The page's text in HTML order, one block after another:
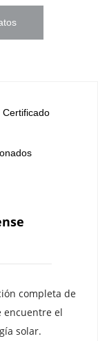
Certificado
completa de
encuentre el
solar.